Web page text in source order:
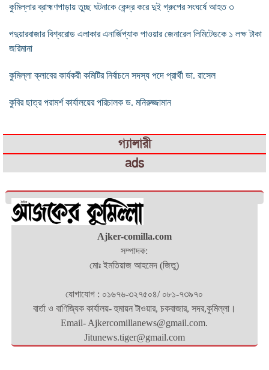
কুমিল্লার ব্রাহ্মণপাড়ায় তুচ্ছ ঘটনাকে কেন্দ্র করে দুই গ্রুপের সংঘর্ষে আহত ৩
পদুয়ারবাজার বিশ্বরোড এলাকার এনার্জিপ্যাক পাওয়ার জেনারেল লিমিটেডকে ১ লক্ষ টাকা
জরিমানা
কুমিল্লা ক্লাবের কার্যকরী কমিটির নির্বাচনে সদস্য পদে প্রার্থী ডা. রাসেল
কুবির ছাত্র পরামর্শ কার্যালয়ের পরিচালক ড. মনিরুজ্জামান
গ্যালারী
ads
Ajker-comilla.com
সম্পাদক:
মোঃ ইমতিয়াজ আহমেদ (জিতু)
যোগাযোগ : ০১৬৭৬-৩২৭৫০৪/ ০৮১-৭৩৯৭০
বার্তা ও বাণিজ্যিক কার্যালয়- হুমায়ন টাওয়ার, চকবাজার, সদর,কুমিল্লা।
Email- Ajkercomillanews@gmail.com.
Jitunews.tiger@gmail.com